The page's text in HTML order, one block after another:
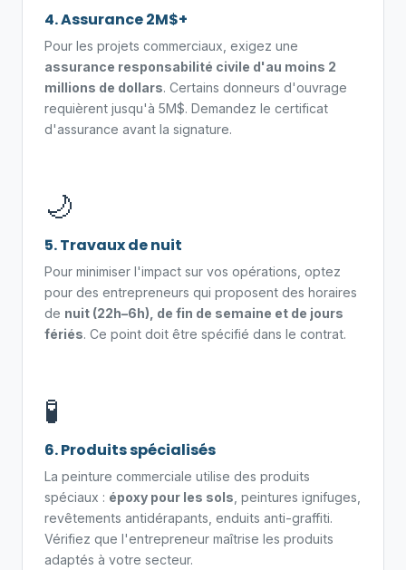
4. Assurance 2M$+
Pour les projets commerciaux, exigez une
assurance responsabilité civile d'au moins 2
millions de dollars. Certains donneurs d'ouvrage
requièrent jusqu'à 5M$. Demandez le certificat
d'assurance avant la signature.
🌙
5. Travaux de nuit
Pour minimiser l'impact sur vos opérations, optez
pour des entrepreneurs qui proposent des horaires
de nuit (22h–6h), de fin de semaine et de jours
fériés. Ce point doit être spécifié dans le contrat.
🧪
6. Produits spécialisés
La peinture commerciale utilise des produits
spéciaux : époxy pour les sols , peintures ignifuges,
revêtements antidérapants, enduits anti-graffiti.
Vérifiez que l'entrepreneur maîtrise les produits
adaptés à votre secteur.